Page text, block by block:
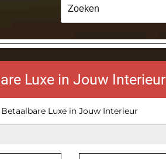
naar:
Luxe in Jouw Interieur
Luxe in Jouw Interieur